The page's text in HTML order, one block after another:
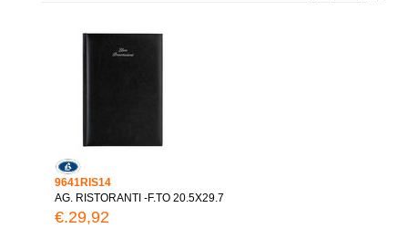
9641RIS14
AG. RISTORANTI -F.TO 20.5X29.7
€.29,92